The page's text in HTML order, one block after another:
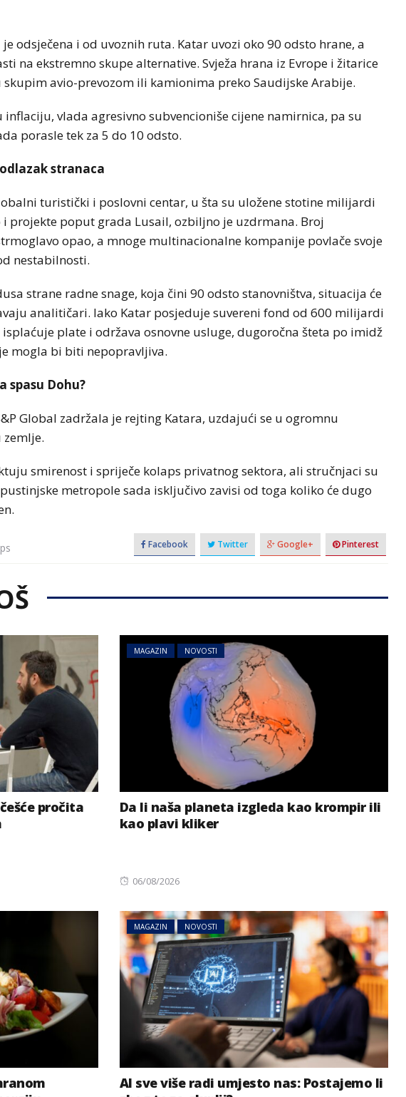
odsječena i od uvoznih ruta. Katar uvozi oko 90 odsto hrane, a
na ekstremno skupe alternative. Svježa hrana iz Evrope i žitarice
avio-prevozom ili kamionima preko Saudijske Arabije.
vlada agresivno subvencioniše cijene namirnica, pa su
porasle tek za 5 do 10 odsto.
stranaca
turistički i poslovni centar, u šta su uložene stotine milijardi
i projekte poput grada Lusail, ozbiljno je uzdrmana. Broj
opao, a mnoge multinacionalne kompanije povlače svoje
nestabilnosti.
strane radne snage, koja čini 90 odsto stanovništva, situacija će
analitičari. Iako Katar posjeduje suvereni fond od 600 milijardi
plate i održava osnovne usluge, dugoročna šteta po imidž
mogla bi biti nepopravljiva.
spasu Dohu?
Global zadržala je rejting Katara, uzdajući se u ogromnu
smirenost i spriječe kolaps privatnog sektora, ali stručnjaci su
metropole sada isključivo zavisi od toga koliko će dugo
Facebook Twitter Google+ Pinterest
pročita
MAGAZIN NOVOSTI
Da li naša planeta izgleda kao krompir ili
kao plavi kliker
Posted
06/08/2026
MAGAZIN NOVOSTI
AI sve više radi umjesto nas: Postajemo li